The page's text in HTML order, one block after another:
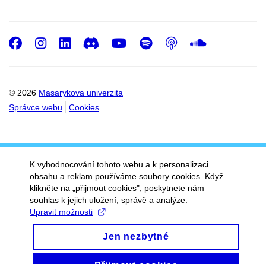
© 2026 Masarykova univerzita
Správce webu
Cookies
Facebook
Instagram
LinkedIn
DiscordYoutube
Spotify
Podcast
K vyhodnocování tohoto webu a k personalizaci
obsahu a reklam používáme soubory cookies. Když
klikněte na „přijmout cookies", poskytnete nám
souhlas k jejich uložení, správě a analýze.
Upravit možnosti
Jen nezbytné